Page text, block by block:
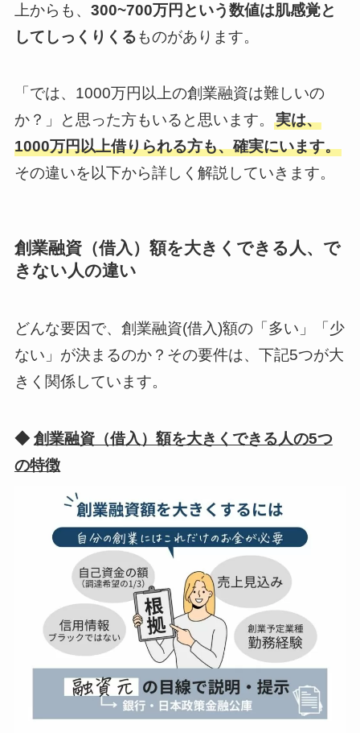
上からも、 300~700万円という数値は肌感覚と
してしっくりくるものがあります。
「では、1000万円以上の創業融資は難しいの
か？」と思った方もいると思います。 実は、
1000万円以上借りられる方も、確実にいます。
その違いを以下から詳しく解説していきます。
創業融資（借入）額を大きくできる人、で
きない人の違い
どんな要因で、創業融資(借入)額の「多い」「少
ない」が決まるのか？その要件は、下記5つが大
きく関係しています。
◆ 創業融資（借入）額を大きくできる人の5つ
の特徴